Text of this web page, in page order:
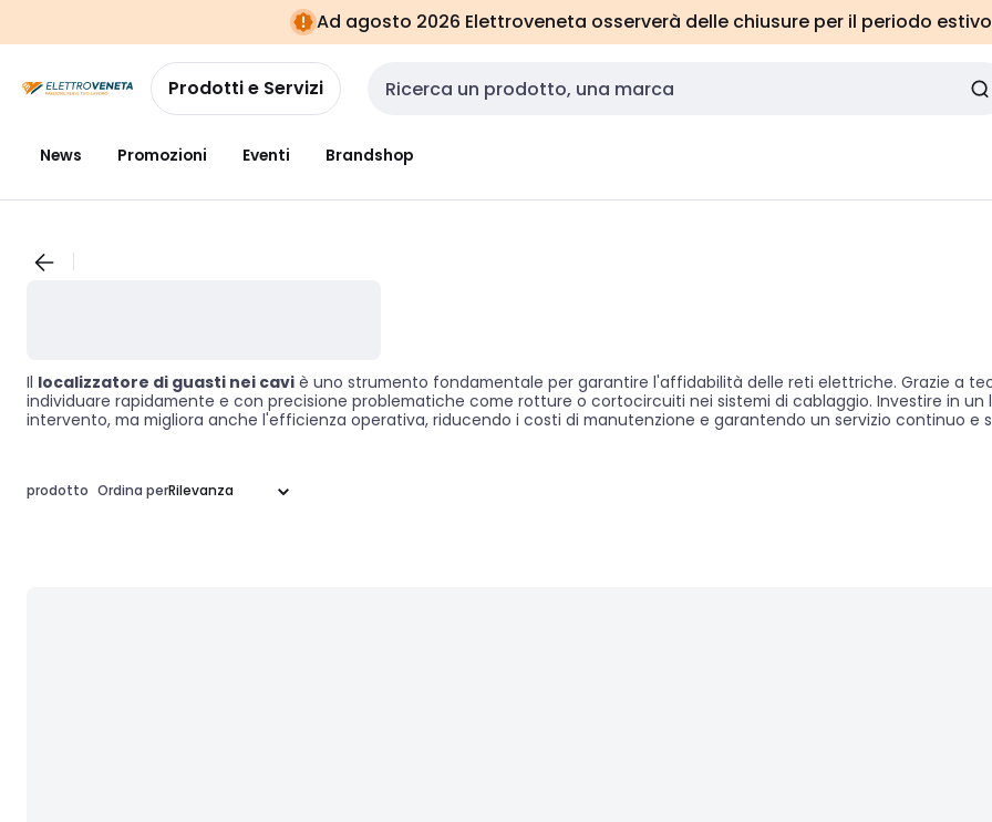
navigazionealla
pagina
Ad agosto 2026 Elettroveneta osserverà delle chiusure per il periodo
Prodotti e Servizi Cerca input
News Promozioni Eventi Brandshop
Il localizzatore di guasti nei cavi è uno strumento fondamentale per garantire l'affidabilità delle reti elettriche. Grazie a
individuare rapidamente e con precisione problematiche come rotture o cortocircuiti nei sistemi di cablaggio. Investire in
intervento, ma migliora anche l'efficienza operativa, riducendo i costi di manutenzione e garantendo un servizio continuo e
prodotto Ordina per